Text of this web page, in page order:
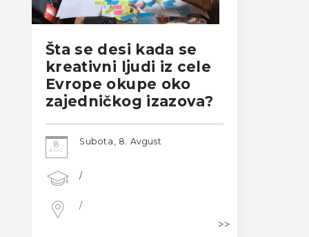
Šta se desi kada se
kreativni ljudi iz cele
Evrope okupe oko
zajedničkog izazova?
8
AUG
Subota, 8. Avgust
/
/